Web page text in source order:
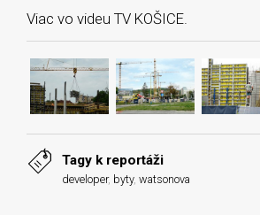
Viac vo videu TV KOŠICE.
Tagy k reportáži
developer, byty, watsonova